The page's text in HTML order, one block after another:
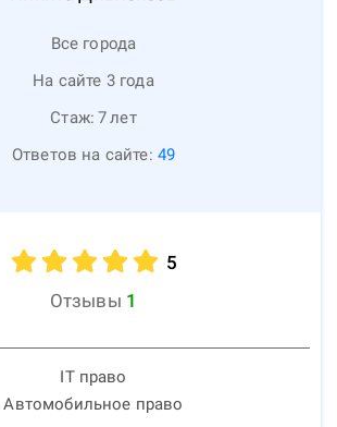
Все города
На сайте 3 года
Стаж: 7лет
Ответов на сайте: 49
5
Отзывы 1
IT право
Автомобильное право